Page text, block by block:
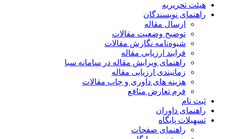
هیئت تحریریه
راهنمای نویسندگان
ارسال مقاله
توضیح وضعیت مقالات
شیوه‌نامه نگارش مقالات
فرایند ارزیابی مقاله
راهنمای ویرایش مقاله در سامانه سبا
زمانبندی ارزیابی مقاله
هزینه های داوری و چاپ مقالات
فرم تعارض منافع
ثبت نام
راهنمای داوران
تسهیلات پایگاه
راهنمای صفحات